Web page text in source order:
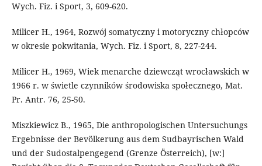
Wych. Fiz. i Sport, 3, 609-620.
Milicer H., 1964, Rozwój somatyczny i motoryczny chłopców
w okresie pokwitania, Wych. Fiz. i Sport, 8, 227-244.
Milicer H., 1969, Wiek menarche dziewcząt wrocławskich w
1966 r. w świetle czynników środowiska społecznego, Mat.
Pr. Antr. 76, 25-50.
Miszkiewicz B., 1965, Die anthropologischen Untersuchungs
Ergebnisse der Bevölkerung aus dem Sudbayrischen Wald
und der Sudostalpengegend (Grenze Österreich), [w:]